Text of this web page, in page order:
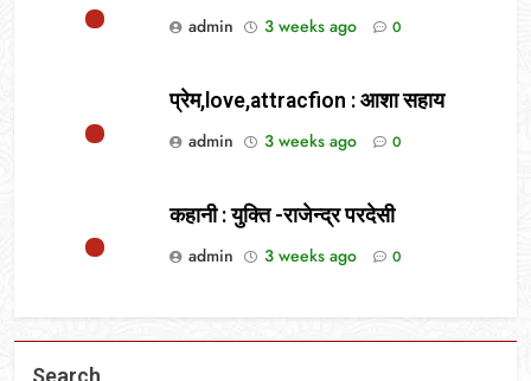
admin
3 weeks ago 0
प्रेम,love,attracfion : आशा सहाय
admin
3 weeks ago 0
कहानी : युक्ति -राजेन्द्र परदेसी
admin
3 weeks ago 0
Search